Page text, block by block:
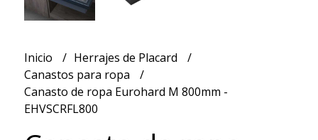
Inicio
Herrajes de Placard
Canastos para ropa
Canasto de ropa Eurohard M 800mm -
EHVSCRFL800